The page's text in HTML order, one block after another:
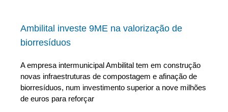
Ambilital investe 9ME na valorização de
biorresíduos
A empresa intermunicipal Ambilital tem em construção
novas infraestruturas de compostagem e afinação de
biorresíduos, num investimento superior a nove milhões
de euros para reforçar